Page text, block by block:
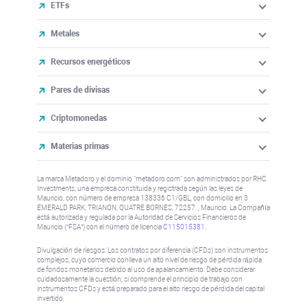
ETFs
Metales
Recursos energéticos
Pares de divisas
Criptomonedas
Materias primas
La marca Metadoro y el dominio "metadoro.com" son administrados por RHC
Investments, una empresa constituida y registrada según las leyes de
Mauricio, con número de empresa 138336 C1/GBL, con domicilio en 3
EMERALD PARK, TRIANON, QUATRE BORNES, 72257. , Mauricio. La Compañía
está autorizada y regulada por la Autoridad de Servicios Financieros de
Mauricio (“FSA”) con el número de licenciaC115015381
Divulgación de riesgos: Los contratos por diferencia (CFDs) son instrumentos
complejos, cuyo comercio conlleva un alto nivel de riesgo de pérdida rápida
de fondos monetarios debido al uso de apalancamiento. Debe considerar
cuidadosamente la cuestión, si comprende el principio de trabajo con
instrumentos CFDs y está preparado para el alto riesgo de pérdida del capital
invertido.